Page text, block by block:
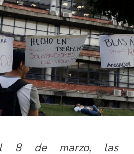
8 de marzo, las